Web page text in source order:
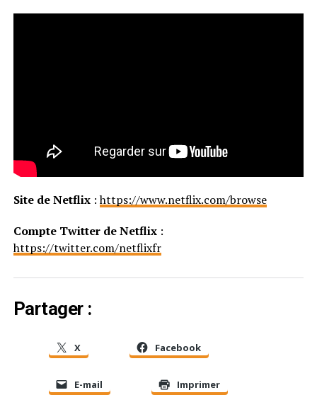
Site de Netflix :https://www.netflix.com/browse
Compte Twitter de Netflix:
https://twitter.com/netflixfr
Partager :
X Facebook
E-mail Imprimer